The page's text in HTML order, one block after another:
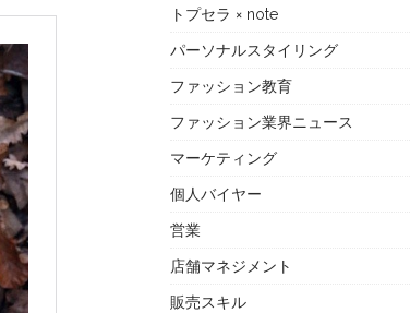
トプセラ × note
パーソナルスタイリング
ファッション教育
ファッション業界ニュース
マーケティング
個人バイヤー
営業
店舗マネジメント
販売スキル